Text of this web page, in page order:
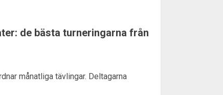
de bästa turneringarna från
månatliga tävlingar. Deltagarna